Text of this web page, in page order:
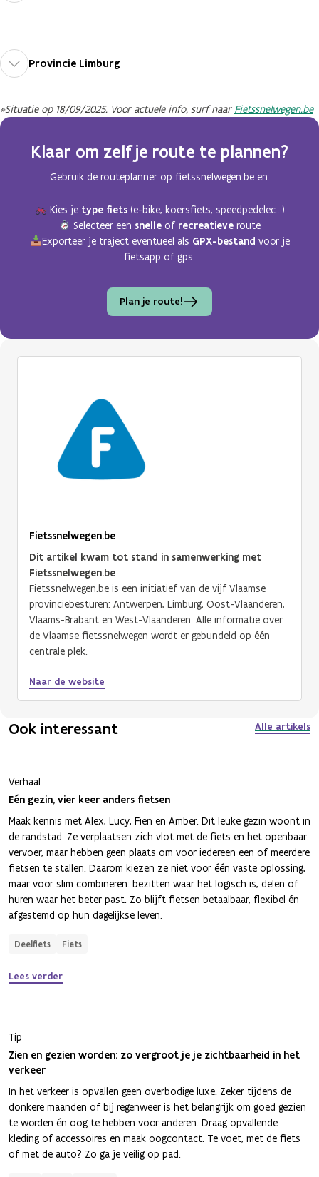
Provincie Limburg
*Situatie op 18/09/2025. Voor actuele info, surf naar Fietssnelwegen.be
Klaar om zelf je route te plannen?
Gebruik de routeplanner op fietssnelwegen.be en:
Kies je type fiets(e-bike, koersfiets, speedpedelec…)
Selecteer een snelle of recreatieve route
Exporteer je traject eventueel als GPX-bestand voor je
fietsapp of gps.
Plan je route!
Fietssnelwegen.be
Dit artikel kwam tot stand in samenwerking met
Fietssnelwegen.be
Fietssnelwegen.be is een initiatief van de vijf Vlaamse
provinciebesturen: Antwerpen, Limburg, Oost-Vlaanderen,
Vlaams-Brabant en West-Vlaanderen. Alle informatie over
de Vlaamse fietssnelwegen wordt er gebundeld op één
centrale plek.
Naar de website
Ook interessant Alle artikels
Verhaal
Eén gezin, vier keer anders fietsen
Maak kennis met Alex, Lucy, Fien en Amber. Dit leuke gezin woont in
de randstad. Ze verplaatsen zich vlot met de fiets en het openbaar
vervoer, maar hebben geen plaats om voor iedereen een of meerdere
fietsen te stallen. Daarom kiezen ze niet voor één vaste oplossing,
maar voor slim combineren: bezitten waar het logisch is, delen of
huren waar het beter past. Zo blijft fietsen betaalbaar, flexibel én
afgestemd op hun dagelijkse leven.
Deelfiets Fiets
Lees verder
Tip
Zien en gezien worden: zo vergroot je je zichtbaarheid in het
verkeer
In het verkeer is opvallen geen overbodige luxe. Zeker tijdens de
donkere maanden of bij regenweer is het belangrijk om goed gezien
te worden én oog te hebben voor anderen. Draag opvallende
kleding of accessoires en maak oogcontact. Te voet, met de fiets
of met de auto? Zo ga je veilig op pad.